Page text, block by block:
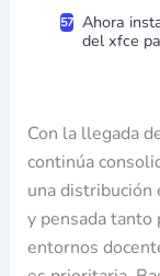
Ahora
del xfce
Con la llegada
continúa
una
y pensada tanto
entornos